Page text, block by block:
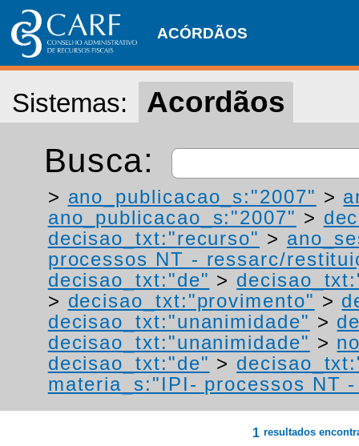
ACÓRDÃOS
Sistemas: Acordãos
Busca:
> ano_publicacao_s:"2007" >
ano_publicacao_s:"2007" >
decisao_txt:"recurso" >
processos NT - ressarc/
decisao_txt:"de" >
> decisao_txt:"provimento" >
decisao_txt:"unanimidade" >
decisao_txt:"unanimidade" >
decisao_txt:"de" >
materia_s:"IPI- processos NT
1 resultados